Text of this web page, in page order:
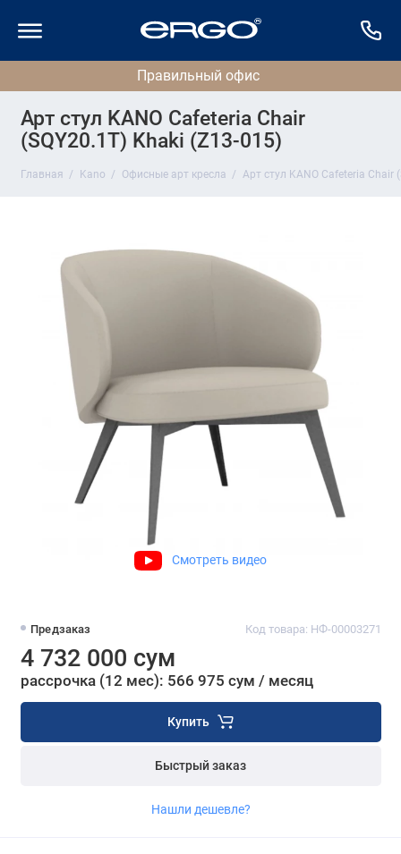
Арт стул KANO Cafeteria Chair
(SQY20.1T) Khaki (Z13-015)
Главная Kano Офисные арт кресла Арт стул KANO Cafeteria Chair
Смотреть видео
Предзаказ Код товара: НФ-00003271
4 732 000 сум
рассрочка (12 мес): 566 975 сум / месяц
Купить
Быстрый заказ
Нашли дешевле?